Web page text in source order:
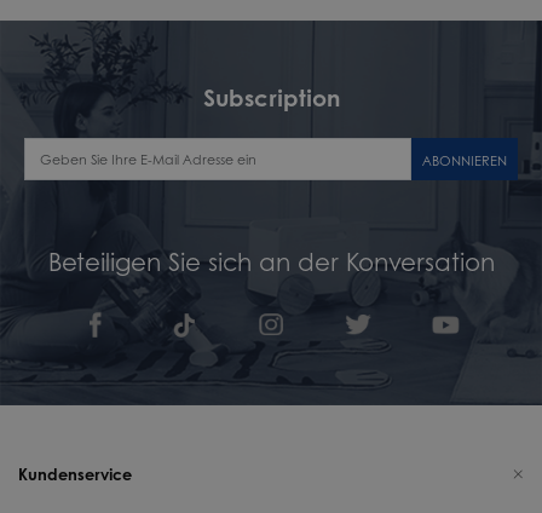
Subscription
ABONNIEREN
Beteiligen Sie sich an der Konversation
Kundenservice